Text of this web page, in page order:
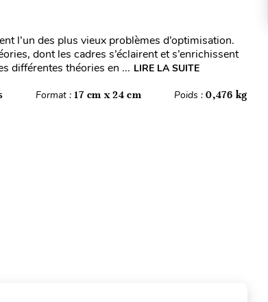
l’un des plus vieux problèmes d’optimisation.
dont les cadres s’éclairent et s’enrichissent
différentes théories en ... LIRE LA SUITE
Format :17 cm x 24 cm Poids :0,476 kg